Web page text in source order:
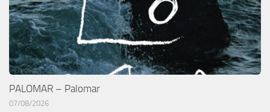
PALOMAR – Palomar
07/08/2026